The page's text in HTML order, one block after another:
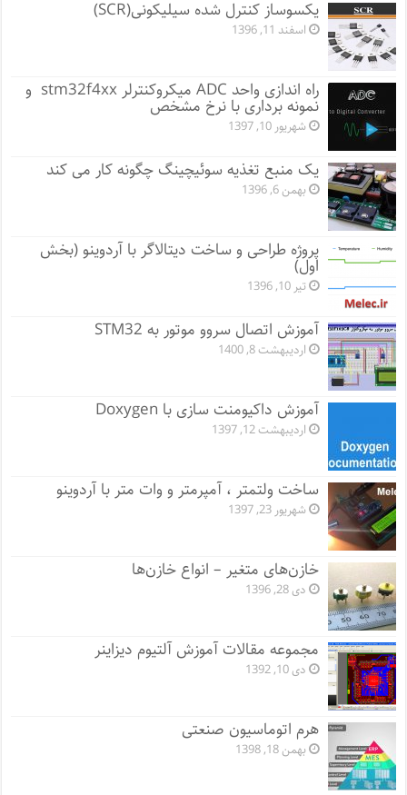
یکسوساز کنترل شده سیلیکونی(SCR)
اسفند 11, 1396
راه اندازی واحد ADC میکروکنترلر stm32f4xx و
نمونه برداری با نرخ مشخص
شهریور 10, 1397
یک منبع تغذیه سوئیچینگ چگونه کار می کند
بهمن 6, 1396
پروژه طراحی و ساخت دیتالاگر با آردوینو (بخش
اول)
تیر 10, 1396
آموزش اتصال سروو موتور به STM32
اردیبهشت 8, 1400
آموزش داکیومنت سازی با Doxygen
اردیبهشت 12, 1397
ساخت ولتمتر ، آمپرمتر و وات متر با آردوینو
شهریور 23, 1397
خازن‌های متغیر – انواع خازن‌ها
دی 28, 1396
مجموعه مقالات آموزش آلتیوم دیزاینر
دی 10, 1392
هرم اتوماسیون صنعتی
بهمن 18, 1398